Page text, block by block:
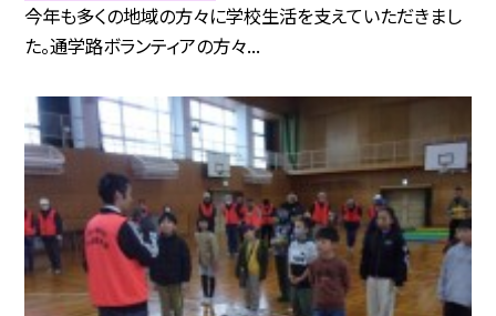
今年も多くの地域の方々に学校生活を支えていただきまし
た。通学路ボランティアの方々...